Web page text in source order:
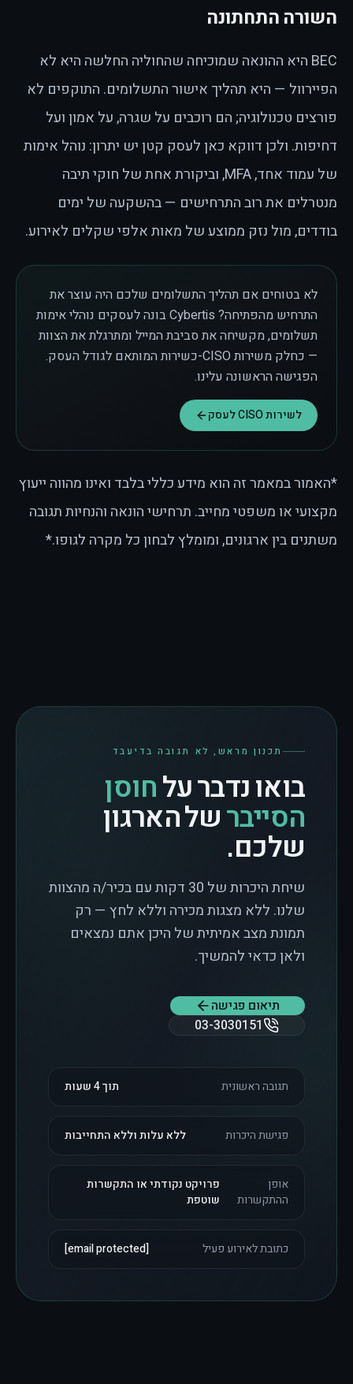
השורה התחתונה
BEC היא ההונאה שמוכיחה שהחוליה החלשה היא לא
הפיירוול — היא תהליך אישור התשלומים. התוקפים לא
פורצים טכנולוגיה; הם רוכבים על שגרה, על אמון ועל
דחיפות. ולכן דווקא כאן לעסק קטן יש יתרון: נוהל אימות
של עמוד אחד, MFA, וביקורת אחת של חוקי תיבה
מנטרלים את רוב התרחישים — בהשקעה של ימים
בודדים, מול נזק ממוצע של מאות אלפי שקלים לאירוע.
לא בטוחים אם תהליך התשלומים שלכם היה עוצר את
התרחיש מהפתיחה? Cybertis בונה לעסקים נוהלי אימות
תשלומים, מקשיחה את סביבת המייל ומתרגלת את הצוות
— כחלק משירות CISO-כשירות המותאם לגודל העסק.
הפגישה הראשונה עלינו.
לשירות CISO לעסק
*האמור במאמר זה הוא מידע כללי בלבד ואינו מהווה ייעוץ
מקצועי או משפטי מחייב. תרחישי הונאה והנחיות תגובה
משתנים בין ארגונים, ומומלץ לבחון כל מקרה לגופו.*
תכנון מראש, לא תגובה בדיעבד
בואו נדבר על חוסן
הסייבר של הארגון
שלכם.
שיחת היכרות של 30 דקות עם בכיר/ה מהצוות
שלנו. ללא מצגות מכירה וללא לחץ — רק
תמונת מצב אמיתית של היכן אתם נמצאים
ולאן כדאי להמשיך.
תיאום פגישה
03-3030151
תגובה ראשונית תוך 4 שעות
פגישת היכרות ללא עלות וללא התחייבות
אופן
ההתקשרות
פרויקט נקודתי או התקשרות
שוטפת
כתובת לאירוע פעיל [email protected]